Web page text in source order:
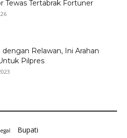
Tewas Tertabrak Fortuner
Relawan, Ini Arahan
Pilpres
Bupati